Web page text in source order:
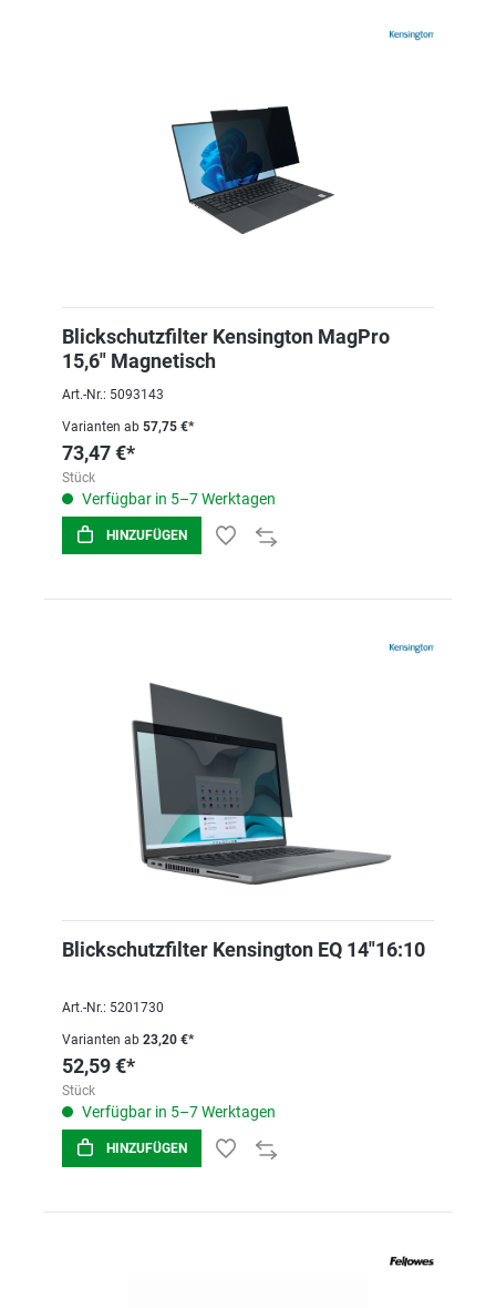
Blickschutzfilter Kensington MagPro
15,6" Magnetisch
Art.-Nr.: 5093143
Varianten ab 57,75 €*
73,47 €*
Stück
Verfügbar in 5–7 Werktagen
HINZUFÜGEN
Blickschutzfilter Kensington EQ 14"16:10
Art.-Nr.: 5201730
Varianten ab 23,20 €*
52,59 €*
Stück
Verfügbar in 5–7 Werktagen
HINZUFÜGEN